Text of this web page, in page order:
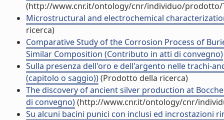
(http://www.cnr.it/ontology/cnr/individuo/prodotto/
Microstructural and electrochemical
ricerca)
Comparative Study of the Corrosion Process of
Similar Composition (Contributo in atti di convegno)
Sulla presenza dell'oro e dell'argento nelle trachi-
(capitolo o saggio))(Prodotto della ricerca)
The discovery of ancient silver production at
di convegno)(http://www.cnr.it/ontology/cnr/
Su alcuni bacini punici con inclusi ed incrostazioni